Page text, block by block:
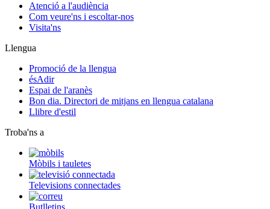
Atenció a l'audiència
Com veure'ns i escoltar-nos
Visita'ns
Llengua
Promoció de la llengua
ésAdir
Espai de l'aranès
Bon dia. Directori de mitjans en llengua catalana
Llibre d'estil
Troba'ns a
Mòbils i tauletes
Televisions connectades
Butlletins